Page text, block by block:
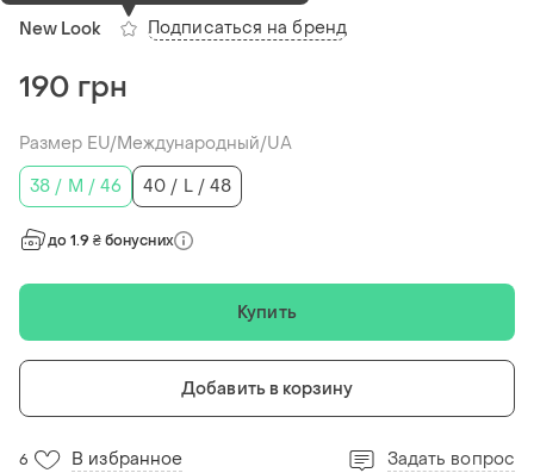
New Look Подписаться на бренд
190 грн
Размер EU/Международный/UA
38 / M / 46
40 / L / 48
до 1.9 ₴ бонусних
Купить
Добавить в корзину
6 В избранное Задать вопрос